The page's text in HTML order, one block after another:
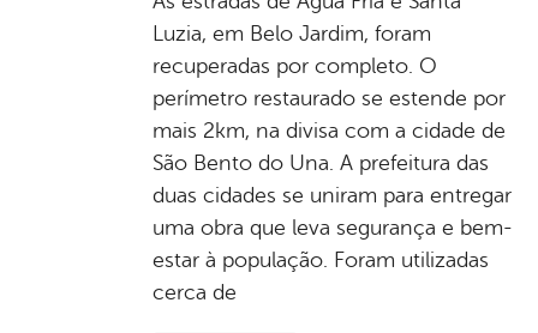
Luzia, em Belo Jardim, foram
recuperadas por completo. O
perímetro restaurado se estende por
mais 2km, na divisa com a cidade de
São Bento do Una. A prefeitura das
duas cidades se uniram para entregar
uma obra que leva segurança e bem-
estar à população. Foram utilizadas
cerca de